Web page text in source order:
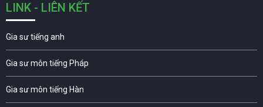
LINK - LIÊN KẾT
Gia sư tiếng anh
Gia sư môn tiếng Pháp
Gia sư môn tiếng Hàn